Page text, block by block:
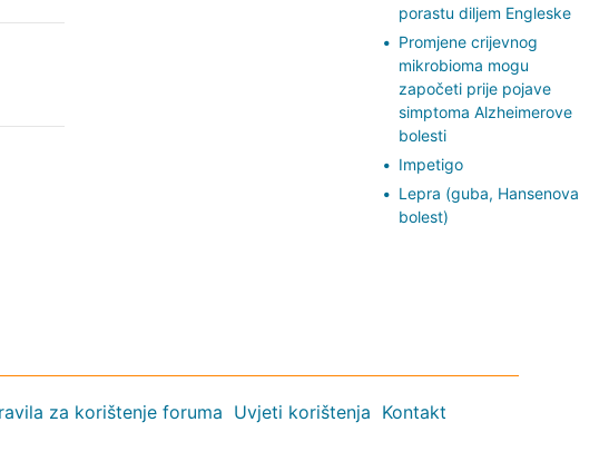
porastu diljem Engleske
Promjene crijevnog
mikrobioma mogu
započeti prije pojave
simptoma Alzheimerove
bolesti
Impetigo
Lepra (guba, Hansenova
bolest)
za korištenje foruma Uvjeti korištenja Kontakt